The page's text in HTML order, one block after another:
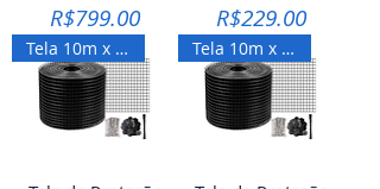
Price
R$799.00 Price
R$229.00
Tela 10m x 20cm Tela 10m x 25cm